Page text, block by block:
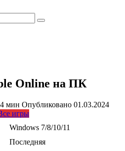
Online на ПК
4 мин Опубликовано 01.03.2024
игры
Windows 7/8/10/11
Последняя